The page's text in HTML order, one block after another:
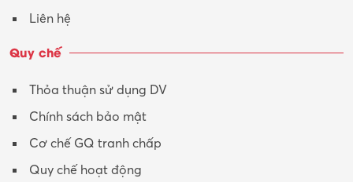
Liên hệ
Quy chế
Thỏa thuận sử dụng DV
Chính sách bảo mật
Cơ chế GQ tranh chấp
Quy chế hoạt động